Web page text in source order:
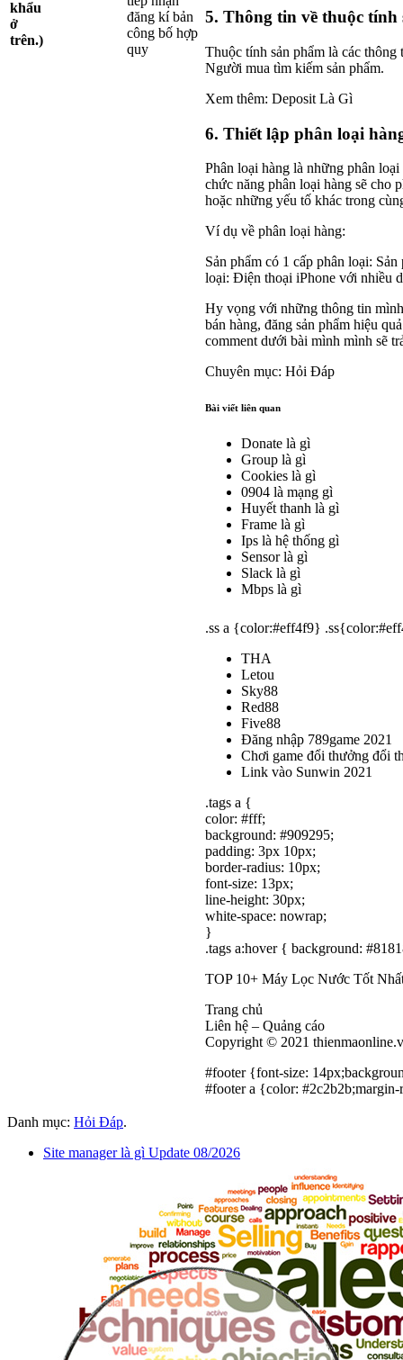
khẩu
ở
trên.)
đăng kí bản
công bố hợp
quy
5. Thông tin về thuộc tính
Thuộc tính sản phẩm là các
Người mua tìm kiếm sản phẩm.
Xem thêm: Deposit Là Gì
6. Thiết lập phân loại
Phân loại hàng là những phân
chức năng phân loại hàng sẽ cho
hoặc những yếu tố khác trong
Ví dụ về phân loại hàng:
Sản phẩm có 1 cấp phân loại:
loại: Điện thoại iPhone với nhiều
Hy vọng với những thông tin
bán hàng, đăng sản phẩm hiệu
comment dưới bài mình mình sẽ
Chuyên mục: Hỏi Đáp
Bài viết liên quan
Donate là gì
Group là gì
Cookies là gì
0904 là mạng gì
Huyết thanh là gì
Frame là gì
Ips là hệ thống gì
Sensor là gì
Slack là gì
Mbps là gì
.ss a {color:#eff4f9}
THA
Letou
Sky88
Red88
Five88
Đăng nhập 789game 2021
Chơi game đổi thưởng đổi
Link vào Sunwin 2021
.tags a {
color: #fff;
background: #909295;
padding: 3px 10px;
border-radius: 10px;
font-size: 13px;
line-height: 30px;
white-space: nowrap;
}
.tags a:hover { background:
TOP 10+ Máy Lọc Nước Tốt
Trang chủ
Liên hệ – Quảng cáo
Copyright © 2021
#footer {font-size:
#footer a {color:
Danh mục: Hỏi Đáp.
Site manager là gì Update 08/2026